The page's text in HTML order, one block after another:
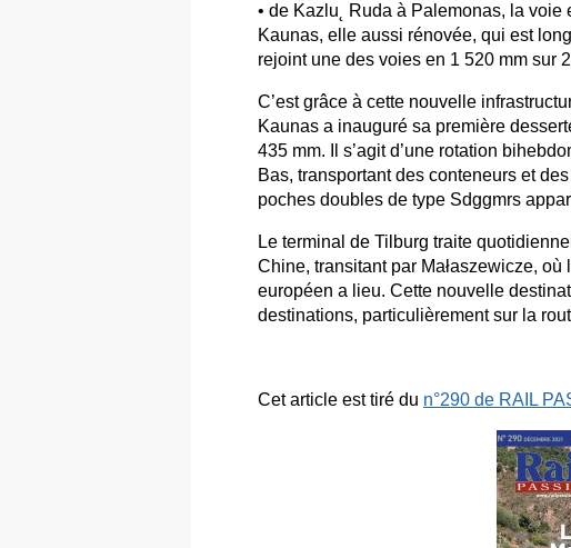
• de Kazlu˛ Ruda à Palemonas, la
Kaunas, elle aussi rénovée, qui est
rejoint une des voies en 1 520 mm sur
C’est grâce à cette nouvelle
Kaunas a inauguré sa première
435 mm. Il s’agit d’une rotation
Bas, transportant des conteneurs et
poches doubles de type Sdggmrs
Le terminal de Tilburg traite
Chine, transitant par Małaszewicze,
européen a lieu. Cette nouvelle
destinations, particulièrement sur la
Cet article est tiré du n°290 de RAIL